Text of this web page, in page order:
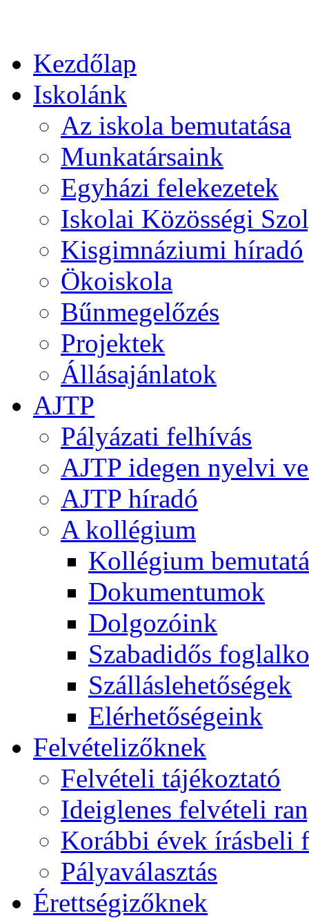
Kezdőlap
Iskolánk
Az iskola bemutatása
Munkatársaink
Egyházi felekezetek
Iskolai Közösségi
Kisgimnáziumi híradó
Ökoiskola
Bűnmegelőzés
Projektek
Állásajánlatok
AJTP
Pályázati felhívás
AJTP idegen nyelvi
AJTP híradó
A kollégium
Kollégium
Dokumentumok
Dolgozóink
Szabadidős
Szálláslehetőségek
Elérhetőségeink
Felvételizőknek
Felvételi tájékoztató
Ideiglenes felvételi
Korábbi évek írásbeli
Pályaválasztás
Érettségizőknek